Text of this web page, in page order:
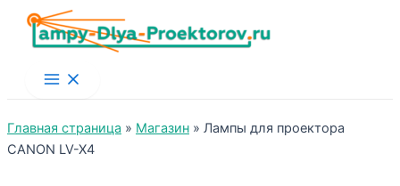
Main
Menu
Главная страница » Магазин » Лампы для проектора
CANON LV-X4